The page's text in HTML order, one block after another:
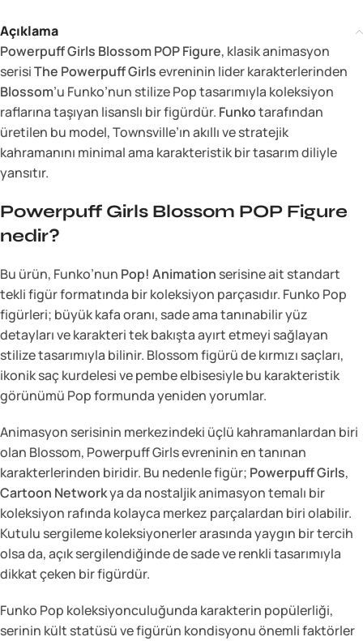
Açıklama
Powerpuff Girls Blossom POP Figure, klasik animasyon
serisiThe Powerpuff Girlsevreninin lider karakterlerinden
Blossom’u Funko’nun stilize Pop tasarımıyla koleksiyon
raflarına taşıyan lisanslı bir figürdür. Funkotarafından
üretilen bu model, Townsville’ın akıllı ve stratejik
kahramanını minimal ama karakteristik bir tasarım diliyle
yansıtır.
Powerpuff Girls Blossom POP Figure
nedir?
Bu ürün, Funko’nun Pop! Animation serisine ait standart
tekli figür formatında bir koleksiyon parçasıdır. Funko Pop
figürleri; büyük kafa oranı, sade ama tanınabilir yüz
detayları ve karakteri tek bakışta ayırt etmeyi sağlayan
stilize tasarımıyla bilinir. Blossom figürü de kırmızı saçları,
ikonik saç kurdelesi ve pembe elbisesiyle bu karakteristik
görünümü Pop formunda yeniden yorumlar.
Animasyon serisinin merkezindeki üçlü kahramanlardan biri
olan Blossom, Powerpuff Girls evreninin en tanınan
karakterlerinden biridir. Bu nedenle figür; Powerpuff Girls,
Cartoon Networkya da nostaljik animasyon temalı bir
koleksiyon rafında kolayca merkez parçalardan biri olabilir.
Kutulu sergileme koleksiyonerler arasında yaygın bir tercih
olsa da, açık sergilendiğinde de sade ve renkli tasarımıyla
dikkat çeken bir figürdür.
Funko Pop koleksiyonculuğunda karakterin popülerliği,
serinin kült statüsü ve figürün kondisyonu önemli faktörler